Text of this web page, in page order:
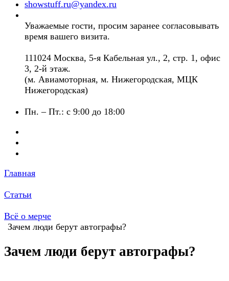
showstuff.ru@yandex.ru
Уважаемые гости, просим заранее согласовывать
время вашего визита.
111024 Москва, 5-я Кабельная ул., 2, стр. 1, офис
3, 2-й этаж.
(м. Авиамоторная, м. Нижегородская, МЦК
Нижегородская)
Пн. – Пт.: с 9:00 до 18:00
Главная
Статьи
Всё о мерче
Зачем люди берут автографы?
Зачем люди берут автографы?